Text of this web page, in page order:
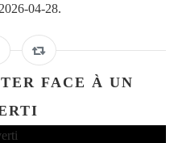
04-28.
FACE À UN